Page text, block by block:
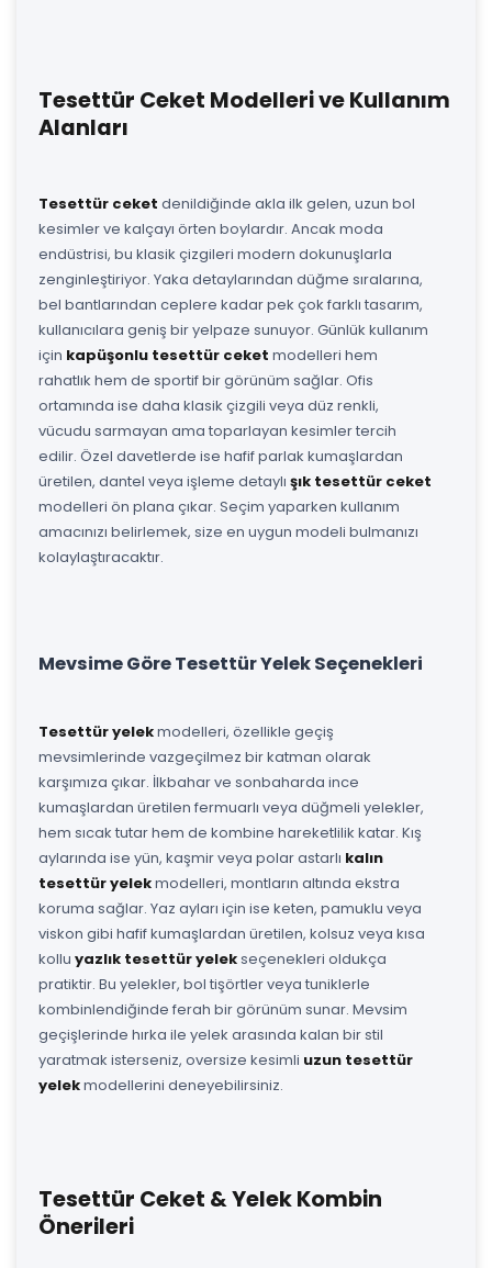
Tesettür Ceket Modelleri ve Kullanım
Alanları
Tesettür ceket denildiğinde akla ilk gelen, uzun bol
kesimler ve kalçayı örten boylardır. Ancak moda
endüstrisi, bu klasik çizgileri modern dokunuşlarla
zenginleştiriyor. Yaka detaylarından düğme sıralarına,
bel bantlarından ceplere kadar pek çok farklı tasarım,
kullanıcılara geniş bir yelpaze sunuyor. Günlük kullanım
için kapüşonlu tesettür ceket modelleri hem
rahatlık hem de sportif bir görünüm sağlar. Ofis
ortamında ise daha klasik çizgili veya düz renkli,
vücudu sarmayan ama toparlayan kesimler tercih
edilir. Özel davetlerde ise hafif parlak kumaşlardan
üretilen, dantel veya işleme detaylı şık tesettür ceket
modelleri ön plana çıkar. Seçim yaparken kullanım
amacınızı belirlemek, size en uygun modeli bulmanızı
kolaylaştıracaktır.
Mevsime Göre Tesettür Yelek Seçenekleri
Tesettür yelekmodelleri, özellikle geçiş
mevsimlerinde vazgeçilmez bir katman olarak
karşımıza çıkar. İlkbahar ve sonbaharda ince
kumaşlardan üretilen fermuarlı veya düğmeli yelekler,
hem sıcak tutar hem de kombine hareketlilik katar. Kış
aylarında ise yün, kaşmir veya polar astarlı kalın
tesettür yelekmodelleri, montların altında ekstra
koruma sağlar. Yaz ayları için ise keten, pamuklu veya
viskon gibi hafif kumaşlardan üretilen, kolsuz veya kısa
kollu yazlık tesettür yelekseçenekleri oldukça
pratiktir. Bu yelekler, bol tişörtler veya tuniklerle
kombinlendiğinde ferah bir görünüm sunar. Mevsim
geçişlerinde hırka ile yelek arasında kalan bir stil
yaratmak isterseniz, oversize kesimli uzun tesettür
yelekmodellerini deneyebilirsiniz.
Tesettür Ceket & Yelek Kombin
Önerileri